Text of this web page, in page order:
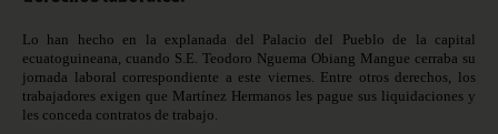
Lo han hecho en la explanada del Palacio del Pueblo de la capital
ecuatoguineana, cuando S.E. Teodoro Nguema Obiang Mangue cerraba su
jornada laboral correspondiente a este viernes. Entre otros derechos, los
trabajadores exigen que Martínez Hermanos les pague sus liquidaciones y
les conceda contratos de trabajo.